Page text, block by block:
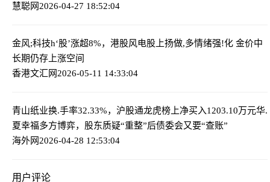
慧聪网2026-04-27 18:52:04
金风;科技h‘股’涨超8%，港股风电股上扬做,多情绪强!化 金价中
长期仍存上涨空间
香港文汇网2026-05-11 14:33:04
青山纸业换.手率32.33%，沪股通龙虎榜上净买入1203.10万元华.
夏幸福多方博弈，股东质疑“重整”后债委会又要“查账”
海外网2026-04-28 12:53:04
用户评论